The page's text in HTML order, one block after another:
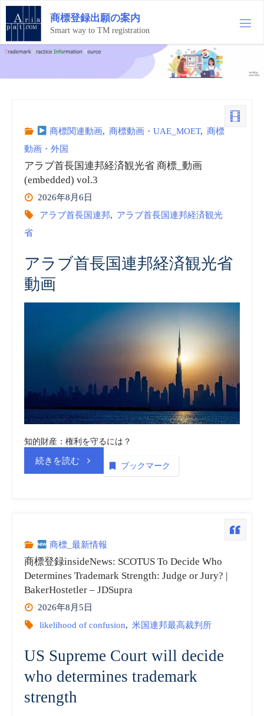
コ
テ
ン
ツ
ス
商標登録出願の案内
Smart way to TM registration
商標関連動画, 商標動画・UAE_MOET, 商標
動画・外国
アラブ首長国連邦経済観光省 商標_動画
(embedded) vol.3
2026年8月6日
アラブ首長国連邦, アラブ首長国連邦経済観光
省
アラブ首長国連邦経済観光省
動画
知的財産：権利を守るには？
続きを読む“ア
首
長
国
経
ブックマーク
商標_最新情報
商標登録insideNews: SCOTUS To Decide Who
Determines Trademark Strength: Judge or Jury? |
BakerHostetler – JDSupra
2026年8月5日
likelihood of confusion, 米国連邦最高裁判所
US Supreme Court will decide
who determines trademark
strength